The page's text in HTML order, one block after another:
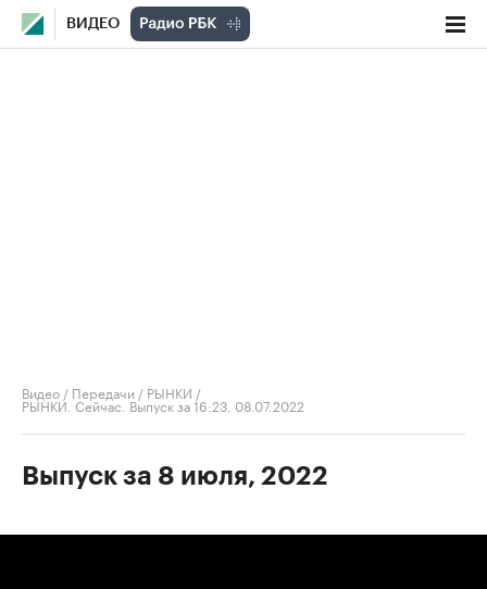
ВИДЕО
Видео / Передачи / РЫНКИ /
РЫНКИ. Сейчас. Выпуск за 16:23, 08.07.2022
Выпуск за 8 июля, 2022